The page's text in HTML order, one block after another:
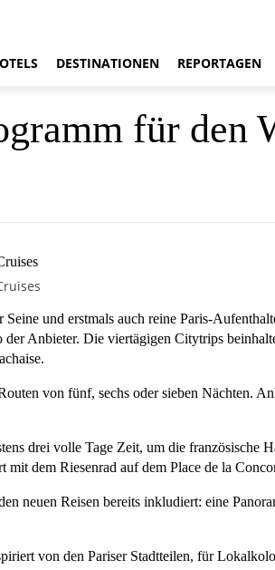
DESTINATIONEN REPORTAGEN
für den
und erstmals auch reine Paris-
Anbieter. Die viertägigen Citytrips
von fünf, sechs oder sieben Nächten.
drei volle Tage Zeit, um die französische
mit dem Riesenrad auf dem Place de la
neuen Reisen bereits inkludiert: eine
von den Pariser Stadtteilen, für